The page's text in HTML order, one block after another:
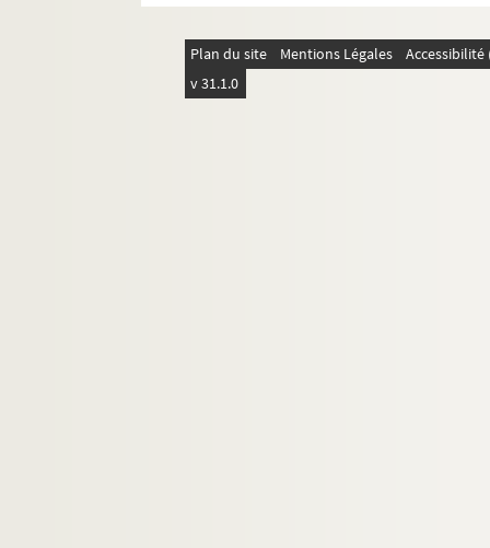
Plan du site Mentions Légales
v 31.1.0